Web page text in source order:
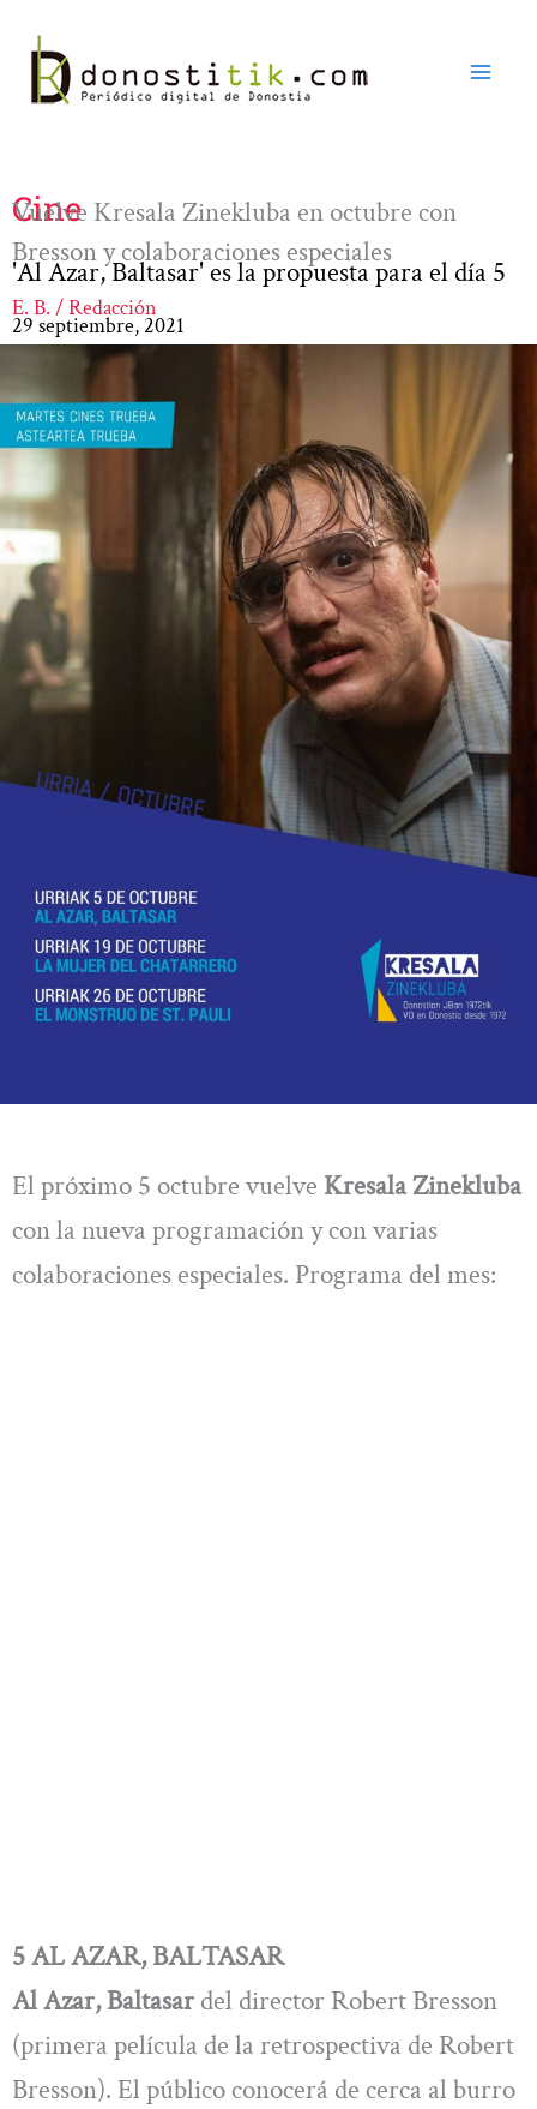
contenido
Cine
Vuelve Kresala Zinekluba en octubre con
Bresson y colaboraciones especiales
'Al Azar, Baltasar' es la propuesta para el día 5
E. B. / Redacción
29 septiembre, 2021
El próximo 5 octubre vuelve Kresala Zinekluba
con la nueva programación y con varias
colaboraciones especiales. Programa del mes:
5 AL AZAR, BALTASAR
Al Azar, Baltasar del director Robert Bresson
(primera película de la retrospectiva de Robert
Bresson). El público conocerá de cerca al burro